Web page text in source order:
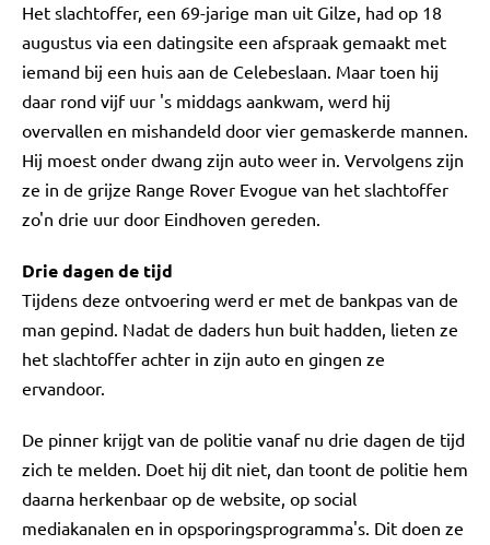
Het slachtoffer, een 69-jarige man uit Gilze, had op 18
augustus via een datingsite een afspraak gemaakt met
iemand bij een huis aan de Celebeslaan. Maar toen hij
daar rond vijf uur 's middags aankwam, werd hij
overvallen en mishandeld door vier gemaskerde mannen.
Hij moest onder dwang zijn auto weer in. Vervolgens zijn
ze in de grijze Range Rover Evogue van het slachtoffer
zo'n drie uur door Eindhoven gereden.
Drie dagen de tijd
Tijdens deze ontvoering werd er met de bankpas van de
man gepind. Nadat de daders hun buit hadden, lieten ze
het slachtoffer achter in zijn auto en gingen ze
ervandoor.
De pinner krijgt van de politie vanaf nu drie dagen de tijd
zich te melden. Doet hij dit niet, dan toont de politie hem
daarna herkenbaar op de website, op social
mediakanalen en in opsporingsprogramma's. Dit doen ze